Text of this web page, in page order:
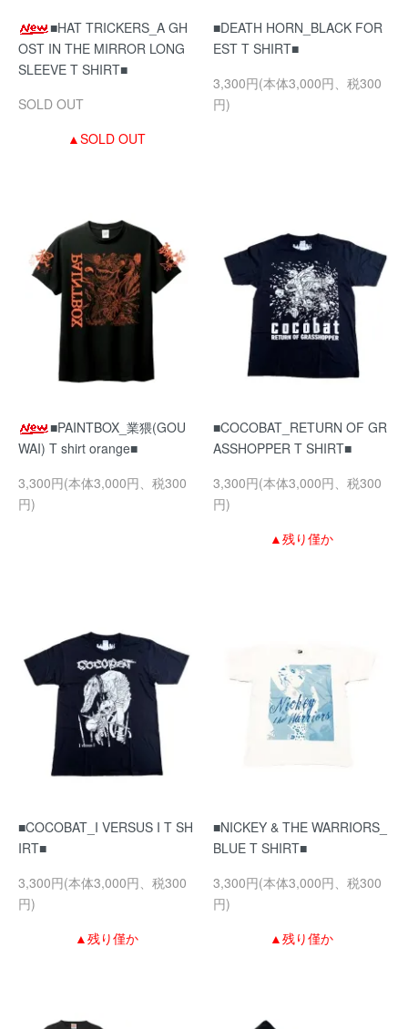
■HAT TRICKERS_A GH
OST IN THE MIRROR LONG
SLEEVE T SHIRT■
SOLD OUT
▲SOLD OUT
■DEATH HORN_BLACK FOR
EST T SHIRT■
3,300円(本体3,000円、税300
円)
■PAINTBOX_業猥(GOU
WAI) T shirt orange■
3,300円(本体3,000円、税300
円)
■COCOBAT_RETURN OF GR
ASSHOPPER T SHIRT■
3,300円(本体3,000円、税300
円)
▲残り僅か
■COCOBAT_I VERSUS I T SH
IRT■
3,300円(本体3,000円、税300
円)
▲残り僅か
■NICKEY & THE WARRIORS_
BLUE T SHIRT■
3,300円(本体3,000円、税300
円)
▲残り僅か